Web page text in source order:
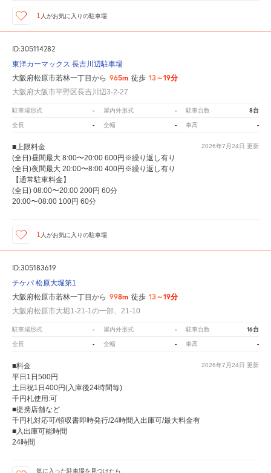
1 人がお気に入りの駐車場
ID:305114282
東洋カーマックス 長吉川辺駐車場
大阪府松原市若林一丁目から 965m 徒歩 13～19分
大阪府大阪市平野区長吉川辺3-2-27
駐車場形式 - 屋内外形式 - 駐車台数 8台
全長 - 全幅 - 車高 -
2026年7月24日 更新
■上限料金
(全日)昼間最大 8:00〜20:00 600円※繰り返し有り
(全日)夜間最大 20:00〜8:00 400円※繰り返し有り
【通常駐車料金】
(全日) 08:00〜20:00 200円 60分
20:00〜08:00 100円 60分
1 人がお気に入りの駐車場
ID:305183619
チケパ 松原大堀第1
大阪府松原市若林一丁目から 998m 徒歩 13～19分
大阪府松原市大堀1-21-1の一部、21-10
駐車場形式 - 屋内外形式 - 駐車台数 16台
全長 - 全幅 - 車高 -
2026年7月24日 更新
■料金
平日1日500円
土日祝1日400円(入庫後24時間毎)
千円札使用:可
■提携店舗など
千円札対応可/領収書即時発行/24時間入出庫可/最大料金有
■入出庫可能時間
24時間
気に入った駐車場を見つけたら